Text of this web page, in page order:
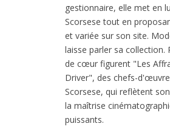
gestionnaire, elle met en
Scorsese tout en
et variée sur son site.
laisse parler sa collection.
de cœur figurent "Les
Driver", des chefs-
Scorsese, qui reflètent
la maîtrise
puissants.